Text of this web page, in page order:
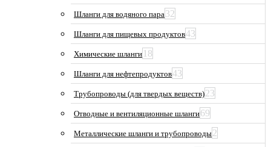
Шланги для водяного пара32
Шланги для пищевых продуктов43
Химические шланги 18
Шланги для нефтепродуктов43
Трубопроводы (для твердых веществ)23
Отводные и вентиляционные шланги69
Металлические шланги и трубопроводы2